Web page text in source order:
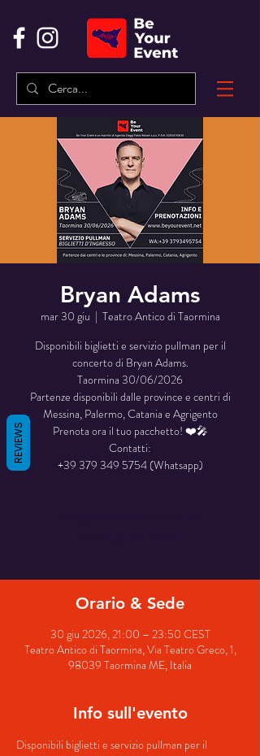
Bryan Adams
mar 30 giu
  |
Teatro Antico di Taormina
Disponibili biglietti e servizio pullman per il
concerto di Bryan Adams.
Taormina 30/06/2026
Partenze disponibili dalle province e centri di
Messina, Palermo, Catania e Agrigento
Prenota ora il tuo pacchetto! ❤️🎤
Contatti:
+39 379 349 5754 (Whatsapp)
Orario & Sede
30 giu 2026, 21:00 – 23:50 CEST
Teatro Antico di Taormina, Via Teatro Greco, 1,
98039 Taormina ME, Italia
Info sull'evento
Disponibili biglietti e servizio pullman per il
REVIEWS